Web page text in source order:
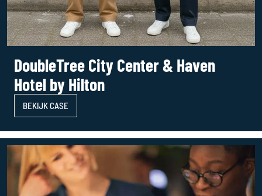
DoubleTree City Center & Haven
Hotel by Hilton
BEKIJK CASE